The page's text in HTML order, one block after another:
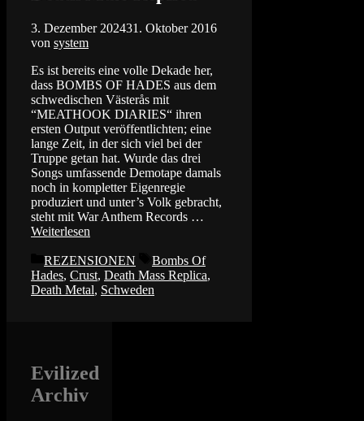
3. Dezember 202431. Oktober 2016
von system
Es ist bereits eine volle Dekade her,
dass BOMBS OF HADES aus dem
schwedischen Västerås mit
“MEATHOOK DIARIES“ ihren
ersten Output veröffentlichten; eine
lange Zeit, in der sich viel bei der
Truppe getan hat. Wurde das drei
Songs umfassende Demotape damals
noch in kompletter Eigenregie
produziert und unter’s Volk gebracht,
steht mit War Anthem Records …
Weiterlesen
Kategorien
REZENSIONEN Schlagwörter
Bombs Of
Hades, Crust, Death Mass Replica,
Death Metal, Schweden
Evilized
Archiv